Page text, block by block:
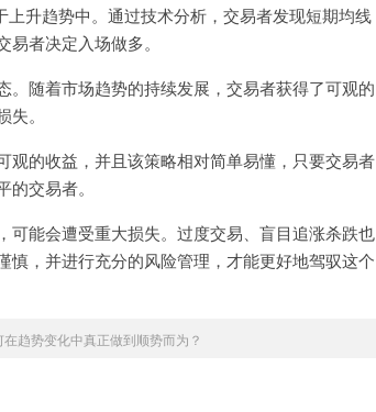
升趋势中。通过技术分析，交易者发现短期均线
者决定入场做多。
随着市场趋势的持续发展，交易者获得了可观的
。
的收益，并且该策略相对简单易懂，只要交易者
交易者。
能会遭受重大损失。过度交易、盲目追涨杀跌也
，并进行充分的风险管理，才能更好地驾驭这个
趋势变化中真正做到顺势而为？